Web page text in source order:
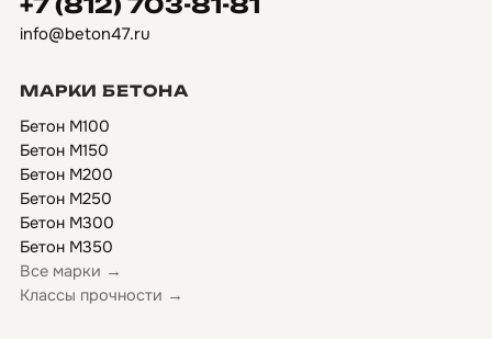
info@beton47.ru
МАРКИ БЕТОНА
Бетон М100
Бетон М150
Бетон М200
Бетон М250
Бетон М300
Бетон М350
Все марки →
Классы прочности →